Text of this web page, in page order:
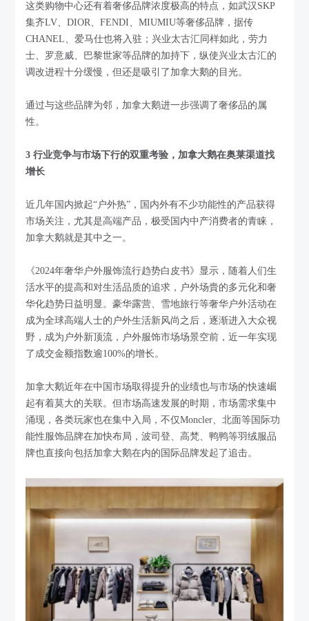
这类购物中心还有着奢侈品牌浓度极高的特点，如武汉SKP
集齐LV、DIOR、FENDI、MIUMIU等奢侈品牌，据传
CHANEL、爱马仕也将入驻；兴业太古汇同样如此，劳力
士、罗意威、巴黎世家等品牌的加持下，纵使兴业太古汇的
调改进程十分缓慢，但还是吸引了加拿大鹅的目光。
通过与这些品牌为邻，加拿大鹅进一步强调了奢侈品的属
性。
3 行业竞争与市场下行的双重考验，加拿大鹅在奥莱渠道找
增长
近几年国内掀起“户外热”，国内外有不少功能性的产品获得
市场关注，尤其是高端产品，极受国内中产消费者的青睐，
加拿大鹅就是其中之一。
《2024年奢华户外服饰流行趋势白皮书》显示，随着人们生
活水平的提高和对生活品质的追求，户外场賷的多元化和奢
华化趋势日益明显。豪华露营、雪地旅行等奢华户外活动在
成为全球高端人士的户外生活新风尚之后，逐渐进入大众视
野，成为户外新顶流，户外服饰市场场景空前，近一年实现
了成交金额指数逾100%的增长。
加拿大鹅近年在中国市场取得提升的业绩也与市场的快速崛
起有着莫大的关联。但市场高速发展的时期，市场需求集中
涌现，各类玩家也在集中入局，不仅Moncler、北面等国际功
能性服饰品牌在加快布局，波司登、高梵、鸭鸭等羽绒服品
牌也直接向包括加拿大鹅在内的国际品牌发起了追击。